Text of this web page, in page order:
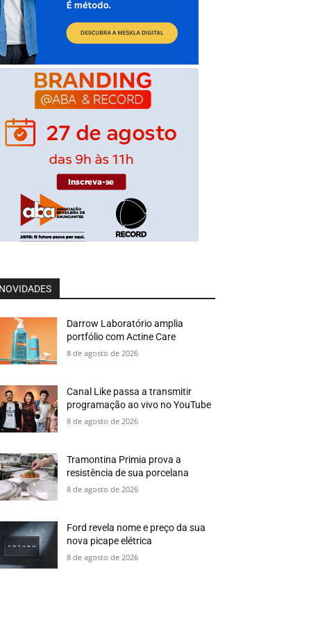
Darrow Laboratório amplia
portfólio com Actine Care
8 de agosto de 2026
Canal Like passa a transmitir
programação ao vivo no YouTube
8 de agosto de 2026
Tramontina Primia prova a
resistência de sua porcelana
8 de agosto de 2026
Ford revela nome e preço da sua
nova picape elétrica
8 de agosto de 2026